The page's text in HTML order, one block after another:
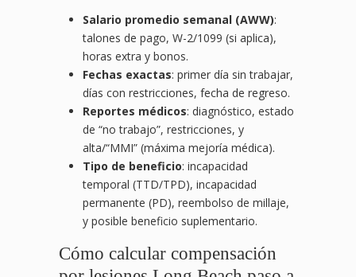
Salario promedio semanal (AWW):
talones de pago, W-2/1099 (si aplica),
horas extra y bonos.
Fechas exactas: primer día sin trabajar,
días con restricciones, fecha de regreso.
Reportes médicos: diagnóstico, estado
de “no trabajo”, restricciones, y
alta/“MMI” (máxima mejoría médica).
Tipo de beneficio: incapacidad
temporal (TTD/TPD), incapacidad
permanente (PD), reembolso de millaje,
y posible beneficio suplementario.
Cómo calcular compensación